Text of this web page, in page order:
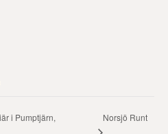
i Pumptjärn,
Norsjö Runt